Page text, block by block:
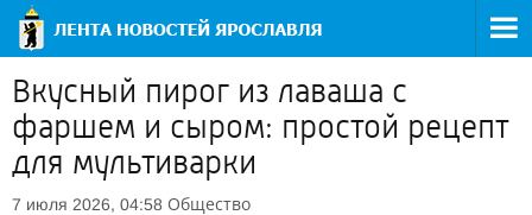
Вкусный пирог из лаваша с
фаршем и сыром: простой рецепт
для мультиварки
7 июля 2026, 04:58 Общество